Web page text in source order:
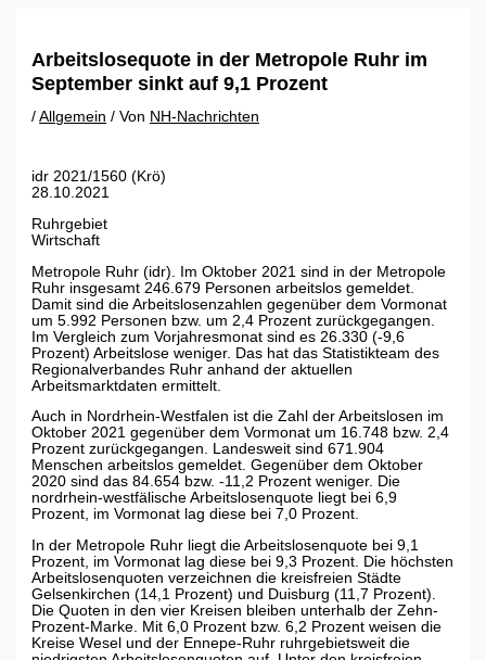
springen
Arbeitslosequote in der Metropole Ruhr im
September sinkt auf 9,1 Prozent
/Allgemein / Von NH-Nachrichten
idr 2021/1560 (Krö)
28.10.2021
Ruhrgebiet
Wirtschaft
Metropole Ruhr (idr). Im Oktober 2021 sind in der Metropole
Ruhr insgesamt 246.679 Personen arbeitslos gemeldet.
Damit sind die Arbeitslosenzahlen gegenüber dem Vormonat
um 5.992 Personen bzw. um 2,4 Prozent zurückgegangen.
Im Vergleich zum Vorjahresmonat sind es 26.330 (-9,6
Prozent) Arbeitslose weniger. Das hat das Statistikteam des
Regionalverbandes Ruhr anhand der aktuellen
Arbeitsmarktdaten ermittelt.
Auch in Nordrhein-Westfalen ist die Zahl der Arbeitslosen im
Oktober 2021 gegenüber dem Vormonat um 16.748 bzw. 2,4
Prozent zurückgegangen. Landesweit sind 671.904
Menschen arbeitslos gemeldet. Gegenüber dem Oktober
2020 sind das 84.654 bzw. -11,2 Prozent weniger. Die
nordrhein-westfälische Arbeitslosenquote liegt bei 6,9
Prozent, im Vormonat lag diese bei 7,0 Prozent.
In der Metropole Ruhr liegt die Arbeitslosenquote bei 9,1
Prozent, im Vormonat lag diese bei 9,3 Prozent. Die höchsten
Arbeitslosenquoten verzeichnen die kreisfreien Städte
Gelsenkirchen (14,1 Prozent) und Duisburg (11,7 Prozent).
Die Quoten in den vier Kreisen bleiben unterhalb der Zehn-
Prozent-Marke. Mit 6,0 Prozent bzw. 6,2 Prozent weisen die
Kreise Wesel und der Ennepe-Ruhr ruhrgebietsweit die